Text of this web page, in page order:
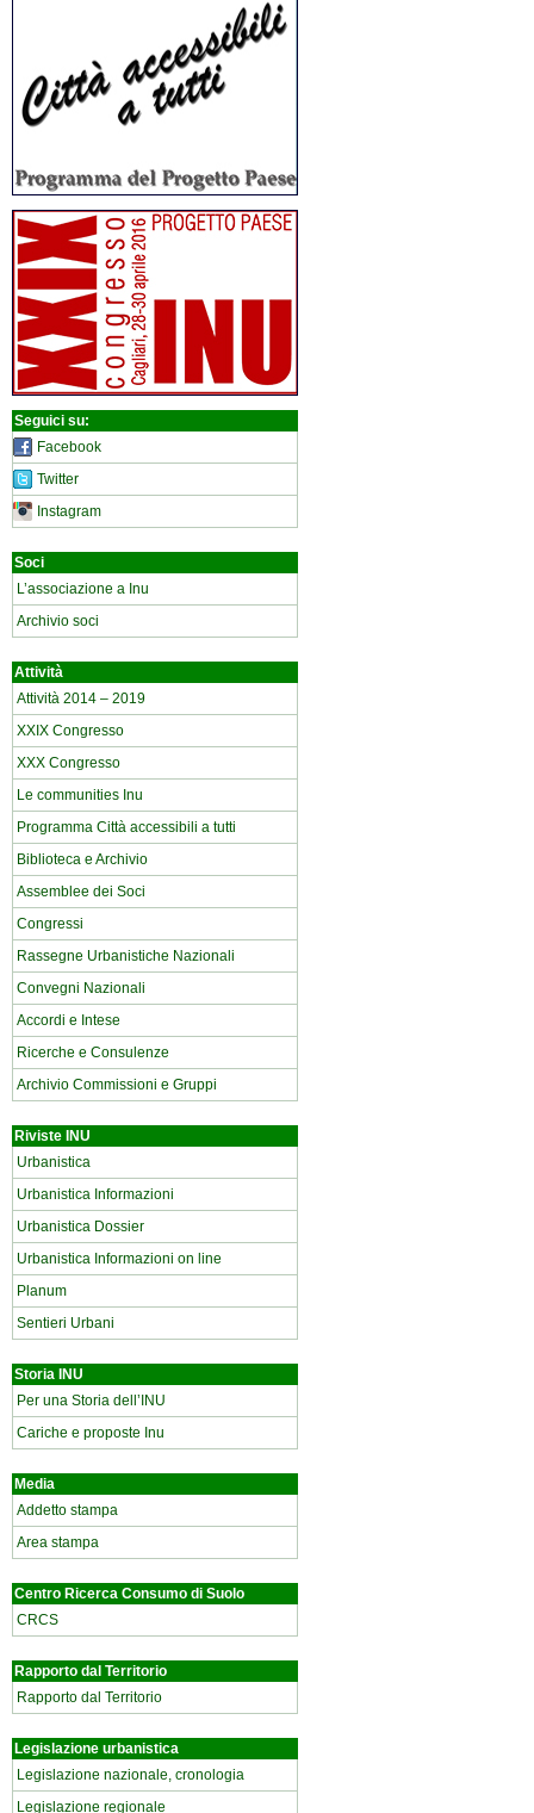
Seguici su:
Facebook
Twitter
Instagram
Soci
L’associazione a Inu
Archivio soci
Attività
Attività 2014 – 2019
XXIX Congresso
XXX Congresso
Le communities Inu
Programma Città accessibili a tutti
Biblioteca e Archivio
Assemblee dei Soci
Congressi
Rassegne Urbanistiche Nazionali
Convegni Nazionali
Accordi e Intese
Ricerche e Consulenze
Archivio Commissioni e Gruppi
Riviste INU
Urbanistica
Urbanistica Informazioni
Urbanistica Dossier
Urbanistica Informazioni on line
Planum
Sentieri Urbani
Storia INU
Per una Storia dell’INU
Cariche e proposte Inu
Media
Addetto stampa
Area stampa
Centro Ricerca Consumo di Suolo
CRCS
Rapporto dal Territorio
Rapporto dal Territorio
Legislazione urbanistica
Legislazione nazionale, cronologia
Legislazione regionale